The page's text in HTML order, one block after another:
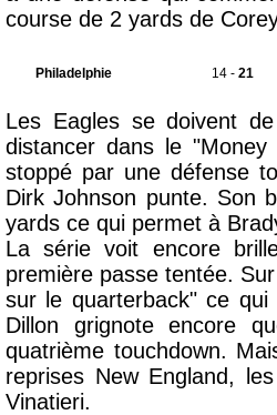
course de 2 yards de
Philadelphie 14 - 21
Les Eagles se doivent
distancer dans le
stoppé par une défense
Dirk Johnson punte. Son
yards ce qui permet à
La série voit encore
première passe tentée.
sur le quarterback" ce
Dillon grignote encore
quatrième touchdown.
reprises New England,
Vinatieri.